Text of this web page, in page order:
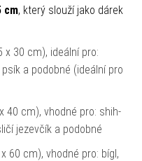
cm, který slouží jako dárek
x 30 cm), ideální pro:
a podobné (ideální pro
40 cm), vhodné pro: shih-
jezevčík a podobné
60 cm), vhodné pro: bígl,